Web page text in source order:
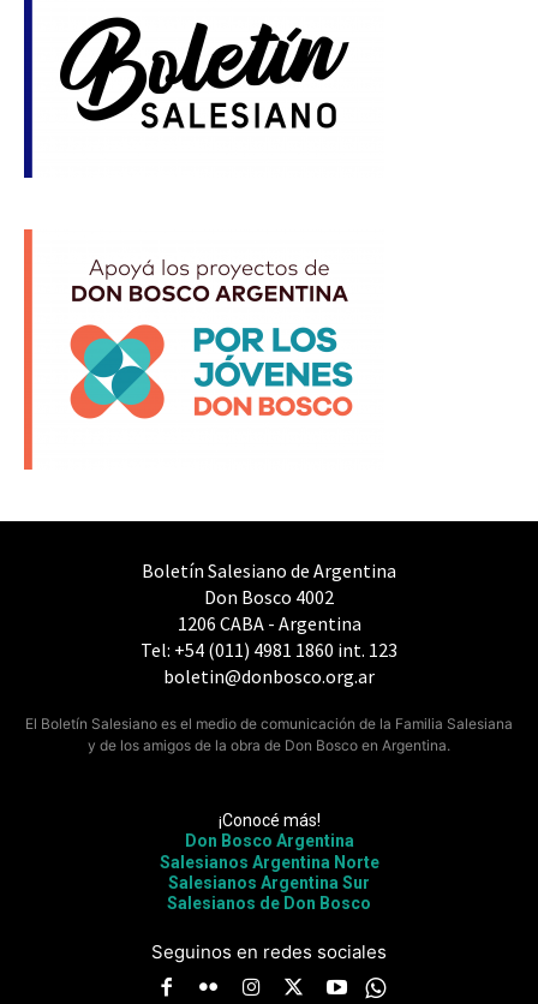
Boletín Salesiano de Argentina
Don Bosco 4002
1206 CABA - Argentina
Tel: +54 (011) 4981 1860 int. 123
boletin@donbosco.org.ar
El Boletín Salesiano es el medio de comunicación de la Familia Salesiana
y de los amigos de la obra de Don Bosco en Argentina.
¡Conocé más!
Don Bosco Argentina
Salesianos Argentina Norte
Salesianos Argentina Sur
Salesianos de Don Bosco
Seguinos en redes sociales